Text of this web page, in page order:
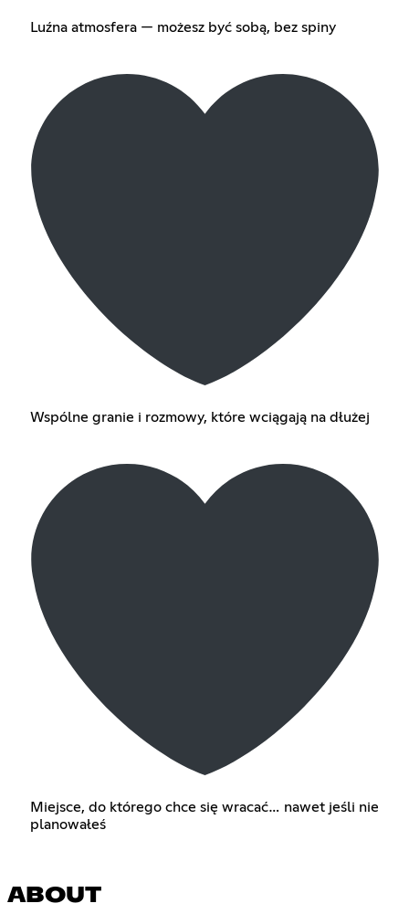
Luźna atmosfera — możesz być sobą, bez spiny
Wspólne granie i rozmowy, które wciągają na dłużej
Miejsce, do którego chce się wracać… nawet jeśli nie
planowałeś
ABOUT